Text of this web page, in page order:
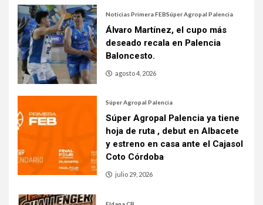
Noticias Primera FEBSúper Agropal Palencia
Álvaro Martínez, el cupo más
deseado recala en Palencia
Baloncesto.
agosto 4, 2026
Súper Agropal Palencia
Súper Agropal Palencia ya tiene
hoja de ruta , debut en Albacete
y estreno en casa ante el Cajasol
Coto Córdoba
julio 29, 2026
Eldana CB